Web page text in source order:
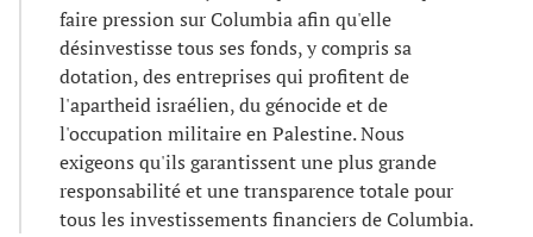
faire pression sur Columbia afin qu'elle
désinvestisse tous ses fonds, y compris sa
dotation, des entreprises qui profitent de
l'apartheid israélien, du génocide et de
l'occupation militaire en Palestine. Nous
exigeons qu'ils garantissent une plus grande
responsabilité et une transparence totale pour
tous les investissements financiers de Columbia.